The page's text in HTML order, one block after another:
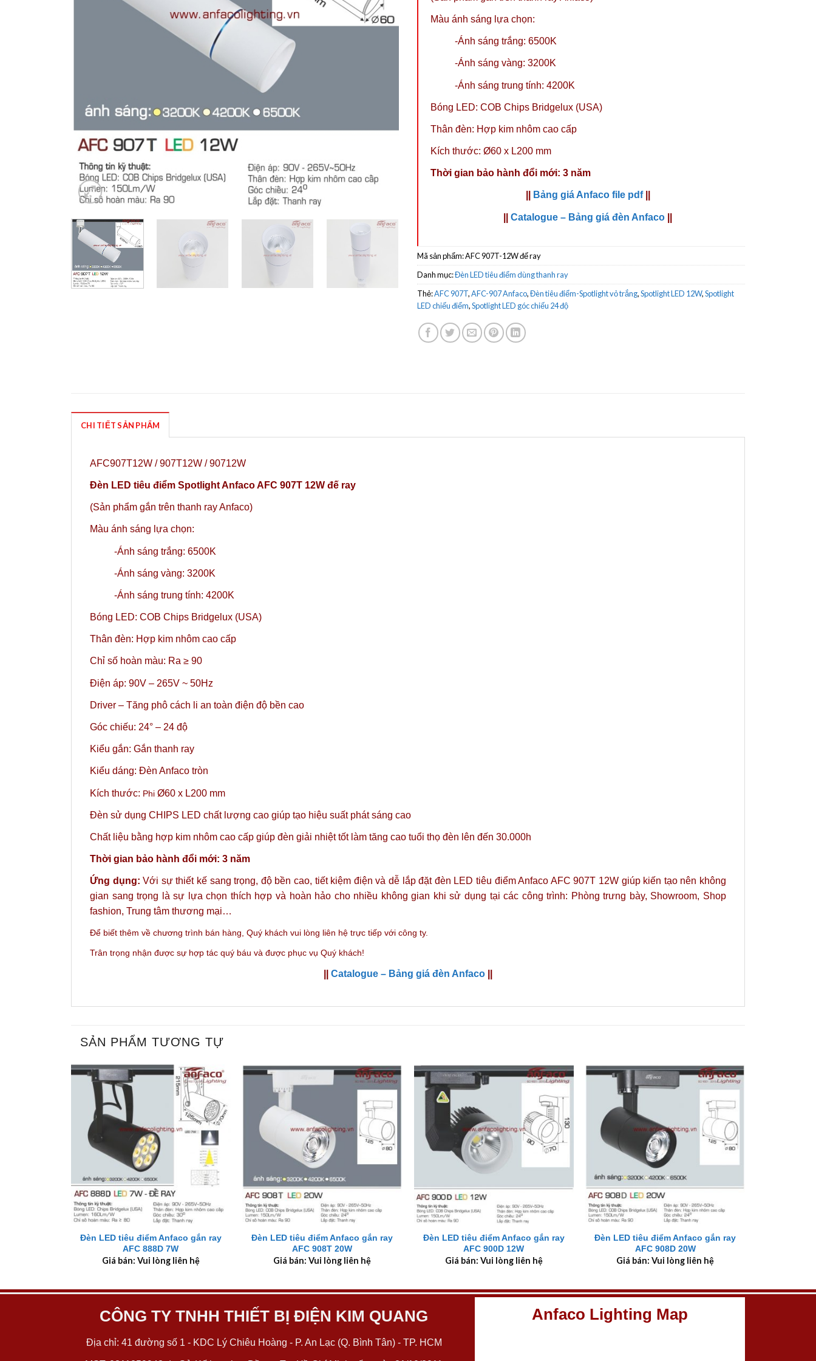
Màu ánh sáng lựa chọn:
-Ánh sáng trắng: 6500K
-Ánh sáng vàng: 3200K
-Ánh sáng trung tính: 4200K
Bóng LED: COB Chips Bridgelux (USA)
Thân đèn: Hợp kim nhôm cao cấp
Kích thước: Ø60 x L200 mm
Thời gian bảo hành đổi mới: 3 năm
Bảng giá Anfaco file pdf
Catalogue – Bảng giá đèn Anfaco
Mã sản phẩm:AFC 907T-12W đế ray
Danh mục:Đèn LED tiêu điểm dùng thanh ray
Thẻ:AFC 907T,AFC-907 Anfaco,Đèn tiêu điểm-Spotlight vỏ trắng,Spotlight LED 12W,Spotlight
LED chiếu điểm,Spotlight LED góc chiếu 24 độ
CHI TIẾT SẢN PHẨM
AFC907T12W / 907T12W / 90712W
Đèn LED tiêu điểm Spotlight Anfaco AFC 907T 12W đế ray
(Sản phẩm gắn trên thanh ray Anfaco)
Màu ánh sáng lựa chọn:
-Ánh sáng trắng: 6500K
-Ánh sáng vàng: 3200K
-Ánh sáng trung tính: 4200K
Bóng LED: COB Chips Bridgelux (USA)
Thân đèn: Hợp kim nhôm cao cấp
Chỉ số hoàn màu: Ra ≥ 90
Điện áp: 90V – 265V ~ 50Hz
Driver – Tăng phô cách li an toàn điện độ bền cao
Góc chiếu: 24° – 24 độ
Kiểu gắn: Gắn thanh ray
Kiểu dáng: Đèn Anfaco tròn
Kích thước: Phi Ø60 x L200 mm
Đèn sử dụng CHIPS LED chất lượng cao giúp tạo hiệu suất phát sáng cao
Chất liệu bằng hợp kim nhôm cao cấp giúp đèn giải nhiệt tốt làm tăng cao tuổi thọ đèn lên đến 30.000h
Thời gian bảo hành đổi mới: 3 năm
Ứng dụng: Với sự thiết kế sang trọng, độ bền cao, tiết kiệm điện và dễ lắp đặt đèn LED tiêu điểm Anfaco AFC 907T 12W giúp kiến tạo nên không
gian sang trọng là sự lựa chọn thích hợp và hoàn hảo cho nhiều không gian khi sử dụng tại các công trình: Phòng trưng bày, Showroom, Shop
fashion, Trung tâm thương mại…
Để biết thêm về chương trình bán hàng, Quý khách vui lòng liên hệ trực tiếp với công ty.
Trân trọng nhận được sự hợp tác quý báu và được phục vụ Quý khách!
Catalogue – Bảng giá đèn Anfaco
SẢN PHẨM TƯƠNG TỰ
+
Đèn LED tiêu điểm Anfaco gắn ray
AFC 888D 7W
Giá bán: Vui lòng liên hệ
+
Đèn LED tiêu điểm Anfaco gắn ray
AFC 908T 20W
Giá bán: Vui lòng liên hệ
+
Đèn LED tiêu điểm Anfaco gắn ray
AFC 900D 12W
Giá bán: Vui lòng liên hệ
+
Đèn LED tiêu điểm Anfaco gắn ray
AFC 908D 20W
Giá bán: Vui lòng liên hệ
CÔNG TY TNHH THIẾT BỊ ĐIỆN KIM QUANG
Địa chỉ: 41 đường số 1 - KDC Lý Chiêu Hoàng - P. An Lạc (Q. Bình Tân) - TP. HCM
Anfaco Lighting Map